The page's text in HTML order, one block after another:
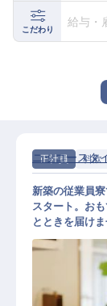
ホテル・宿
こだわり
給与・
正社員 料飲
ニッコースタ
新築の従業員
スタート。お
とときを届けま